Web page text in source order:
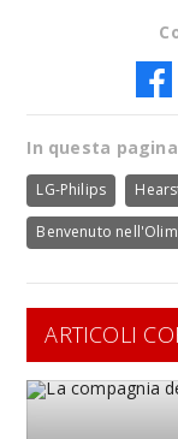
In questa
LG-Philips
Benvenuto
ARTICOLI